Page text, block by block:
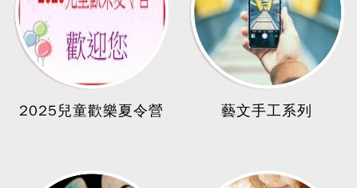
2025兒童歡樂夏令營 藝文手工系列